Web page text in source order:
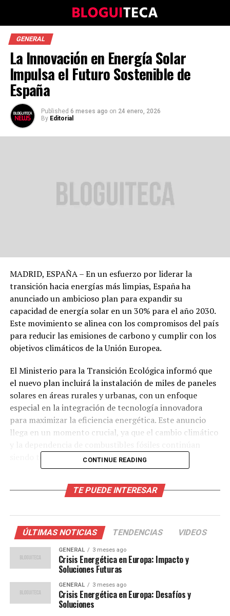
GENERAL
La Innovación en Energía Solar
Impulsa el Futuro Sostenible de
España
Published 6 meses ago on 24 enero, 2026
By Editorial
MADRID, ESPAÑA – En un esfuerzo por liderar la
transición hacia energías más limpias, España ha
anunciado un ambicioso plan para expandir su
capacidad de energía solar en un 30% para el año 2030.
Este movimiento se alinea con los compromisos del país
para reducir las emisiones de carbono y cumplir con los
objetivos climáticos de la Unión Europea.
El Ministerio para la Transición Ecológica informó que
el nuevo plan incluirá la instalación de miles de paneles
solares en áreas rurales y urbanas, con un enfoque
especial en la integración de tecnología innovadora
para maximizar la eficiencia energética. Este anuncio
llega en un momento crucial, ya que el cambio climático
siendo temas de preocupación global.
El Contexto de la Energía Solar
España ha sido históricamente un líder en la adopción
de energía solar, gracias a su abundante luz solar y su
compromiso con las políticas de energía renovable.
Según datos de la Asociación Española de Energía Solar,
el país ya cuenta con más de 11 gigavatios de capacidad
instalada, lo que representa aproximadamente el 10%
de su mezcla energética total.
CONTINUE READING
TE PUEDE INTERESAR
ÚLTIMAS NOTICIAS TENDENCIAS VIDEOS
GENERAL 3 meses ago
Crisis Energética en Europa: Impacto y
Soluciones Futuras
GENERAL 3 meses ago
Crisis Energética en Europa: Desafíos y
Soluciones